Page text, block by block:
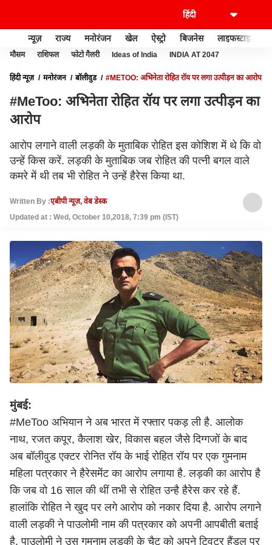
न्यूज़ राज्य मनोरंजन खेल ऐस्ट्रो बिजनेस लाइफस्टाइल
मौसम राशिफल फोटो गैलरी Ideas of India INDIA AT 2047
हिंदी न्यूज़ मनोरंजन बॉलीवुड #METOO: अभिनेता रोहित रॉय पर लगा उत्पीड़न का आरोप
#MeToo: अभिनेता रोहित रॉय पर लगा उत्पीड़न का
आरोप
आरोप लगाने वाली लड़की के मुताबिक रोहित इस कोशिश में थे कि वो
उन्हें किस करें. लड़की के मुताबिक जब रोहित की पत्नी बगल वाले
कमरे में थी तब भी रोहित ने उन्हें हैरेस किया था.
Written By :एबीपी न्यूज़, वेब डेस्क
Updated at : Wed, October 10,2018, 7:39 pm (IST)
मुंबई:
#MeToo अभियान ने अब भारत में रफ्तार पकड़ ली है. आलोक
नाथ, रजत कपूर, कैलाश खेर, विकास बहल जैसे दिग्गजों के बाद
अब बॉलीवुड एक्टर रोनित रॉय के भाई रोहित रॉय पर एक गुमनाम
महिला पत्रकार ने हैरेसमेंट का आरोप लगाया है. लड़की का आरोप है
कि जब वो 16 साल की थीं तभी से रोहित उन्है हैरेस कर रहे हैं.
हालांकि रोहित ने खुद पर लगे आरोप को नकार दिया है. आरोप लगाने
वाली लड़की ने पाउलोमी नाम की पत्रकार को अपनी आपबीती बताई
है. पाउलोमी ने उस गुमनाम लड़की के चैट को अपने ट्विटर हैंडल पर